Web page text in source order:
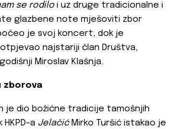
se rodilo i uz druge tradicionalne i
glazbene note mješoviti zbor
je svoj koncert, dok je
najstariji član Društva,
Miroslav Klašnja.
zborova
je dio božićne tradicije tamošnjih
a JelačićMirko Turšić istakao je